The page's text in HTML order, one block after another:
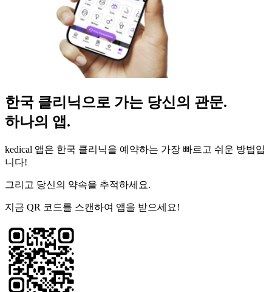
한국 클리닉으로 가는 당신의 관문.
하나의 앱.
kedical 앱은 한국 클리닉을 예약하는 가장 빠르고 쉬운 방법입
니다!
그리고 당신의 약속을 추적하세요.
지금 QR 코드를 스캔하여 앱을 받으세요!